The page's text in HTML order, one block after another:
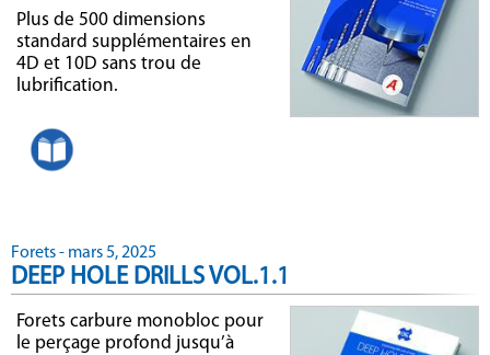
Plus de 500 dimensions
standard supplémentaires en
4D et 10D sans trou de
lubrification.
Forets - mars 5, 2025
DEEP HOLE DRILLS VOL.1.1
Forets carbure monobloc pour
le perçage profond jusqu’à